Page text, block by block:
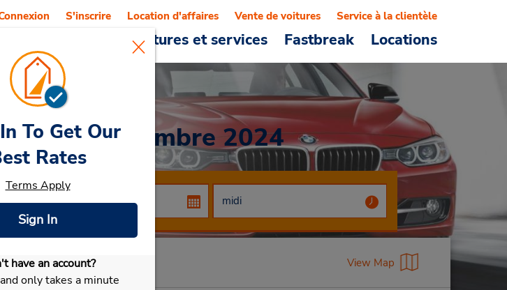
Voitures et services Fastbreak Locations
S'inscrire Location d'affaires Vente de voitures Service à la clientèle
le 3 décembre 2024
ma voiture
To Get Our
Rates
Terms Apply
Sign In
have an account?
only takes a minute
2024 View Map